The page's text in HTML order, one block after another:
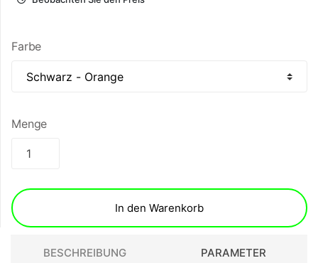
Farbe
Menge
In den Warenkorb
BESCHREIBUNG PARAMETER